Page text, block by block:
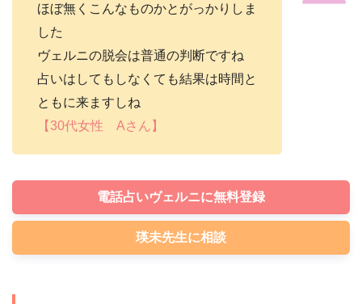
ほぼ無くこんなものかとがっかりしま
した
ヴェルニの脱会は普通の判断ですね
占いはしてもしなくても結果は時間と
ともに来ますしね
【30代女性 Aさん】
電話占いヴェルニに無料登録
瑛未先生に相談